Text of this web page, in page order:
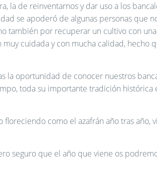
la de reinventarnos y dar uso a los
se apoderó de algunas personas que
también por recuperar un cultivo con
cuidada y con mucha calidad, hecho
la oportunidad de conocer nuestros
toda su importante tradición histórica
como el azafrán año tras año,
seguro que el año que viene os